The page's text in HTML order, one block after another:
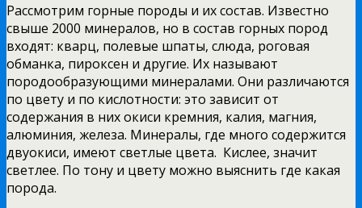
Рассмотрим горные породы и их состав. Известно
свыше 2000 минералов, но в состав горных пород
входят: кварц, полевые шпаты, слюда, роговая
обманка, пироксен и другие. Их называют
породообразующими минералами. Они различаются
по цвету и по кислотности: это зависит от
содержания в них окиси кремния, калия, магния,
алюминия, железа. Минералы, где много содержится
двуокиси, имеют светлые цвета. Кислее, значит
светлее. По тону и цвету можно выяснить где какая
порода.